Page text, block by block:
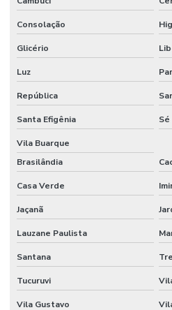
Cuba para dissolutor
Datalogger
Dessecador a vácuo
Dessecador a vácuo preço
Dessecador a vácuo vidro
Destilador de nitrogênio
Dispensador para laboratório
Dispensador laboratório de química
Dispensador de líquidos
Dispensador de líquidos para
Consolação
Glicério
Luz
República
Santa Efigênia Sé
Vila Buarque
Brasilândia
Casa Verde
Jaçanã
Lauzane Paulista
Santana
Tucuruvi
Vila Gustavo